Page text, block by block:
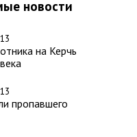
новости
на Керчь
пропавшего